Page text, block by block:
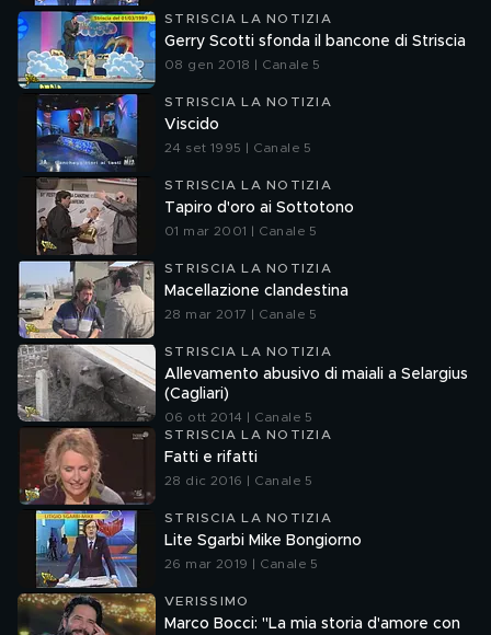
STRISCIA LA NOTIZIA
Gerry Scotti sfonda il bancone di Striscia
08 gen 2018 | Canale 5
STRISCIA LA NOTIZIA
Viscido
24 set 1995 | Canale 5
STRISCIA LA NOTIZIA
Tapiro d'oro ai Sottotono
01 mar 2001 | Canale 5
STRISCIA LA NOTIZIA
Macellazione clandestina
28 mar 2017 | Canale 5
STRISCIA LA NOTIZIA
Allevamento abusivo di maiali a Selargius
(Cagliari)
06 ott 2014 | Canale 5
STRISCIA LA NOTIZIA
Fatti e rifatti
28 dic 2016 | Canale 5
STRISCIA LA NOTIZIA
Lite Sgarbi Mike Bongiorno
26 mar 2019 | Canale 5
VERISSIMO
Marco Bocci: "La mia storia d'amore con